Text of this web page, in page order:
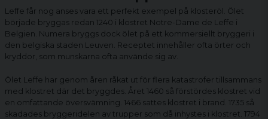
Leffe får nog anses vara ett perfekt exempel på klosteröl. Ölet
började bryggas redan 1240 i klostret Notre-Dame de Leffe i
Belgien. Numera bryggs dock ölet på ett kommersiellt bryggeri i
den belgiska staden Leuven. Receptet innehåller ofta örter och
kryddor, som munskarna ofta använde sig av.
Ölet Leffe har genom åren råkat ut för flera katastrofer tillsammans
med klostret där det bryggdes. Året 1460 så förstördes klostret vid
en omfattande översvämning. 1466 sattes klostret i brand. 1735 så
skadades bryggeridelen av trupper som då inhystes i klostret. 1794